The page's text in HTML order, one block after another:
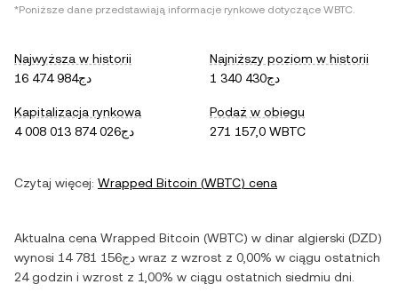
*Poniższe dane przedstawiają informacje rynkowe dotyczące WBTC.
Najwyższa w historii
دج16 474 984
Najniższy poziom w historii
دج1 340 430
Kapitalizacja rynkowa
دج4 008 013 874 026
Podaż w obiegu
271 157,0 WBTC
Czytaj więcej: Wrapped Bitcoin (WBTC) cena
Aktualna cena Wrapped Bitcoin (WBTC) w dinar algierski (DZD)
wynosi
دج14 781 156 wraz z wzrost z 0,00% w ciągu ostatnich
24 godzin i wzrost z 1,00% w ciągu ostatnich siedmiu dni.